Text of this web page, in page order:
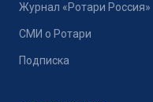
Журнал «Ротари Россия»
СМИ о Ротари
Подписка